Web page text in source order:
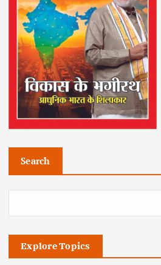
Search
Explore Topics